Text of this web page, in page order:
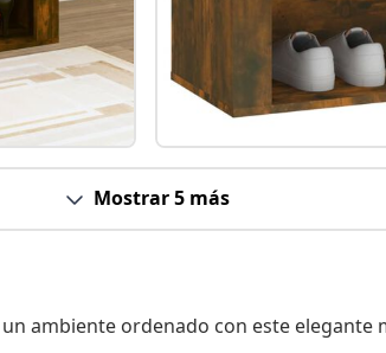
Mostrar 5 más
ambiente ordenado con este elegante